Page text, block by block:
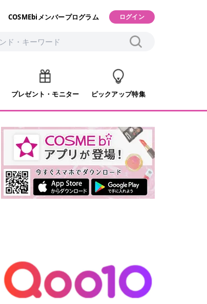
COSMEbiメンバープログラム ログイン
プレゼント・モニター ピックアップ特集